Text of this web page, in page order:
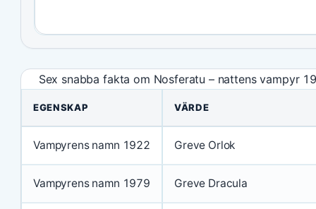
Sex snabba fakta om Nosferatu – nattens vampyr
EGENSKAP VÄRDE
Vampyrens namn 1922 Greve Orlok
Vampyrens namn 1979 Greve Dracula